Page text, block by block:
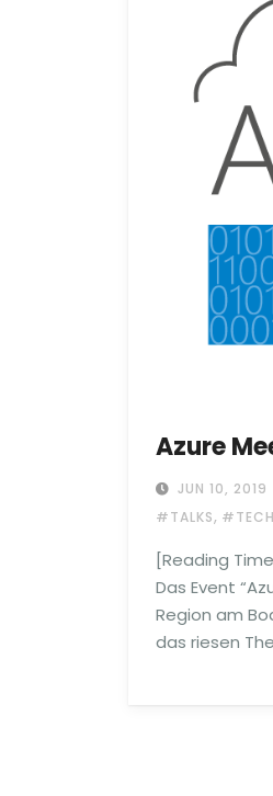
Azure
JUN 10, 2019
#TALKS, #TECH
[Reading
Das Event
Region am
das riesen